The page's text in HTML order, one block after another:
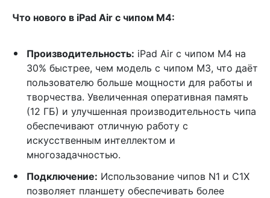
Что нового в iPad Air с чипом M4:
Производительность: iPad Air с чипом M4 на
30% быстрее, чем модель с чипом M3, что даёт
пользователю больше мощности для работы и
творчества. Увеличенная оперативная память
(12 ГБ) и улучшенная производительность чипа
обеспечивают отличную работу с
искусственным интеллектом и
многозадачностью.
Подключение: Использование чипов N1 и C1X
позволяет планшету обеспечивать более